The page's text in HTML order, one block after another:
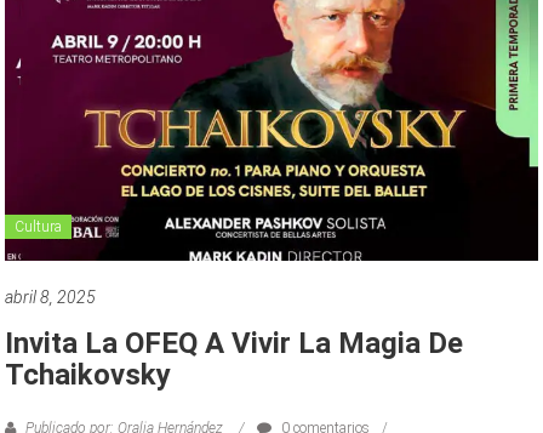
Cultura
abril 8, 2025
Invita La OFEQ A Vivir La Magia De
Tchaikovsky
Publicado por: Oralia Hernández
0 comentarios